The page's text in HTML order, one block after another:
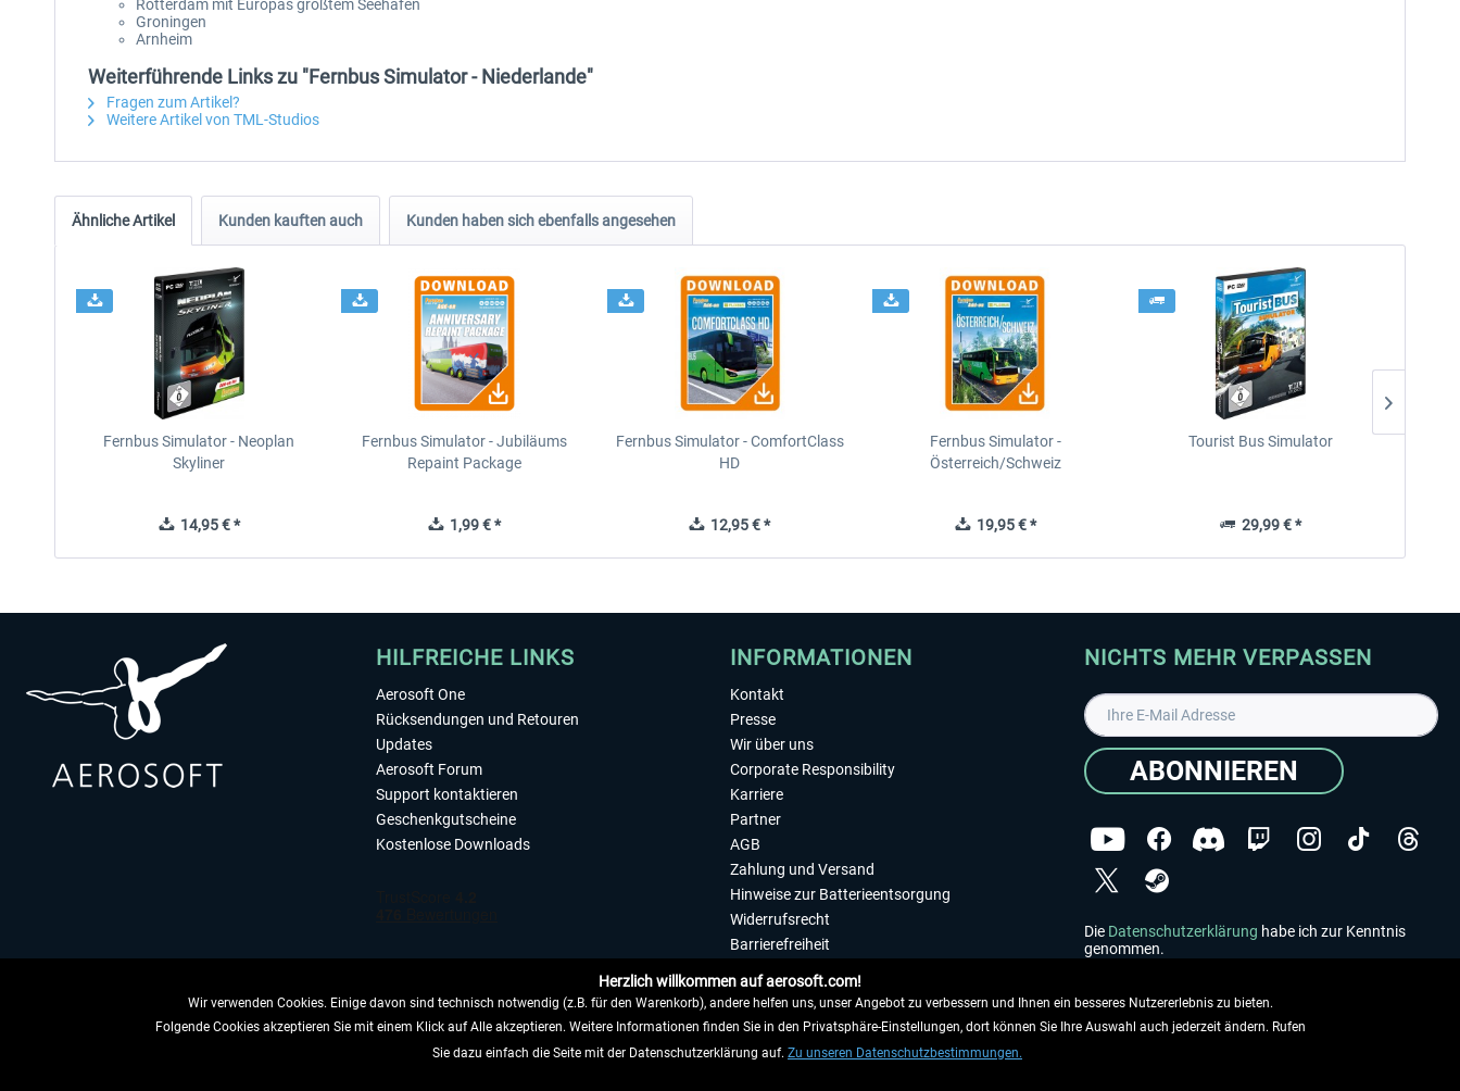
Rotterdam mit Europas größtem Seehafen
Groningen
Arnheim
Weiterführende Links zu "Fernbus Simulator - Niederlande"
Fragen zum Artikel?
Weitere Artikel von TML-Studios
Ähnliche Artikel Kunden kauften auch Kunden haben sich ebenfalls angesehen
Fernbus Simulator - Neoplan
Skyliner
14,95 € *
Fernbus Simulator - Jubiläums
Repaint Package
1,99 € *
Fernbus Simulator - ComfortClass
HD
12,95 € *
Fernbus Simulator -
Österreich/Schweiz
19,95 € *
Tourist Bus Simulator
29,99 € *
HILFREICHE LINKS
Aerosoft One
Rücksendungen und Retouren
Updates
Aerosoft Forum
Support kontaktieren
Geschenkgutscheine
Kostenlose Downloads
VERTRAG WIDERRUFEN
INFORMATIONEN
Kontakt
Presse
Wir über uns
Corporate Responsibility
Karriere
Partner
AGB
Zahlung und Versand
Hinweise zur Batterieentsorgung
Widerrufsrecht
Barrierefreiheit
Impressum
NICHTS MEHR VERPASSEN
ABONNIEREN
Die Datenschutzerklärung habe ich zur Kenntnis
genommen.
Herzlich willkommen auf aerosoft.com!
Wir verwenden Cookies. Einige davon sind technisch notwendig (z.B. für den Warenkorb), andere helfen uns, unser Angebot zu verbessern und Ihnen ein besseres Nutzererlebnis zu bieten.
Folgende Cookies akzeptieren Sie mit einem Klick auf Alle akzeptieren. Weitere Informationen finden Sie in den Privatsphäre-Einstellungen, dort können Sie Ihre Auswahl auch jederzeit ändern. Rufen
Sie dazu einfach die Seite mit der Datenschutzerklärung auf. Zu unseren Datenschutzbestimmungen.